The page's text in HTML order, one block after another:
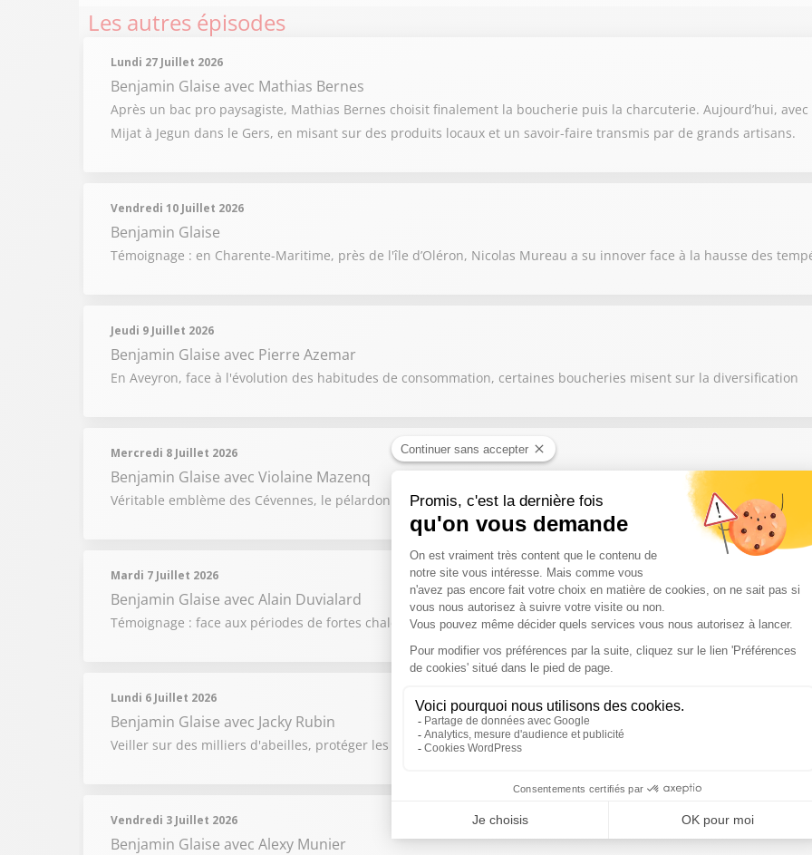
Les autres épisodes
Lundi 27 Juillet 2026
Benjamin Glaise avec Mathias Bernes
Après un bac pro paysagiste, Mathias Bernes choisit finalement la boucherie puis la charcuterie. Aujourd’hui,
Mijat à Jegun dans le Gers, en misant sur des produits locaux et un savoir-faire transmis par de grands artisans.
Vendredi 10 Juillet 2026
Benjamin Glaise
Témoignage : en Charente-Maritime, près de l'île d’Oléron, Nicolas Mureau a su innover face à la hausse des
Jeudi 9 Juillet 2026
Benjamin Glaise avec Pierre Azemar
En Aveyron, face à l'évolution des habitudes de consommation, certaines boucheries misent sur la diversification
Mercredi 8 Juillet 2026
Benjamin Glaise avec Violaine Mazenq
Véritable emblème des Cévennes, le pélardon raconte à lui seul le savoir-faire de toute une région
Mardi 7 Juillet 2026
Benjamin Glaise avec Alain Duvialard
Témoignage : face aux périodes de fortes chaleurs, les éleveurs et agriculteurs s'adaptent en modifiant leurs
Lundi 6 Juillet 2026
Benjamin Glaise avec Jacky Rubin
Veiller sur des milliers d'abeilles, protéger les ruches et faire face à des récoltes de miel en baisse : le métier
Vendredi 3 Juillet 2026
Benjamin Glaise avec Alexy Munier